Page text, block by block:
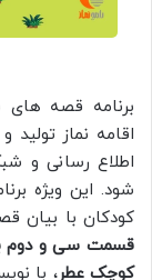
برنامه قصه های
اقامه نماز
اطلاع رسانی و
شود. این ویژه
کودکان با بیان
قسمت سی و دوم
کوچک عطر، با